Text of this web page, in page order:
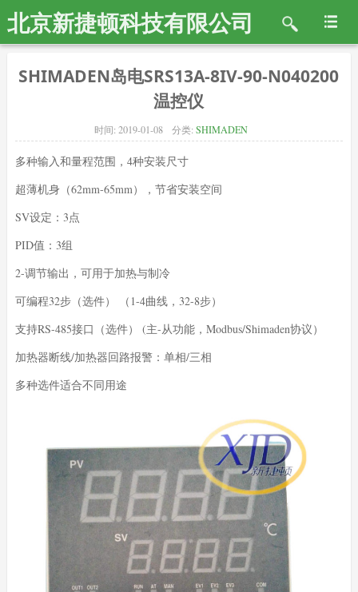
北京新捷顿科技有限公司
SHIMADEN岛电SRS13A-8IV-90-N040200
温控仪
时间:2019-01-08 分类:SHIMADEN
多种输入和量程范围，4种安装尺寸
超薄机身（62mm-65mm），节省安装空间
SV设定：3点
PID值：3组
2-调节输出，可用于加热与制冷
可编程32步（选件） （1-4曲线，32-8步）
支持RS-485接口（选件） (主-从功能，Modbus/Shimaden协议）
加热器断线/加热器回路报警：单相/三相
多种选件适合不同用途